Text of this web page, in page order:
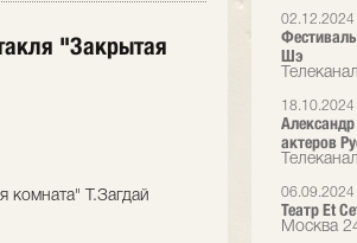
02.12.2024
Шэ
18.10.2024
актеров
06.09.2024
Театр Et
Москва
"Закрытая
комната" Т.Загдай